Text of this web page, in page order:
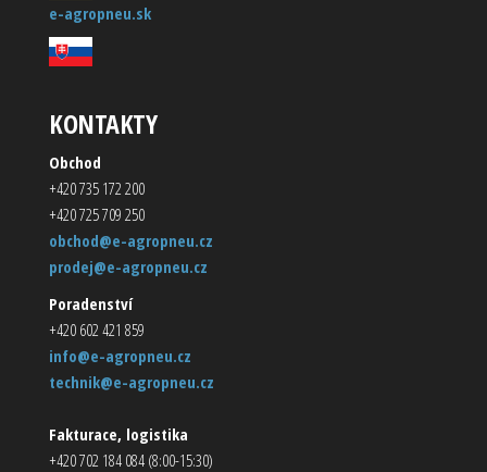
e-agropneu.sk
KONTAKTY
Obchod
+420 735 172 200
+420 725 709 250
obchod@e-agropneu.cz
prodej@e-agropneu.cz
Poradenství
+420 602 421 859
info@e-agropneu.cz
technik@e-agropneu.cz
Fakturace, logistika
+420 702 184 084 (8:00-15:30)